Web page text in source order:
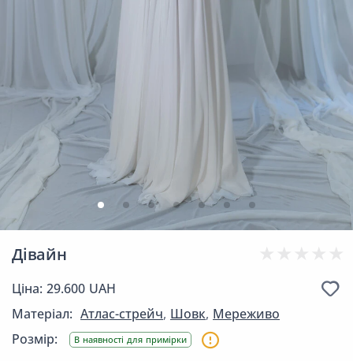
Дівайн
Ціна: 29.600 UAH
Матеріал: Атлас-стрейч, Шовк, Мереживо
Розмір:
В наявності для примірки